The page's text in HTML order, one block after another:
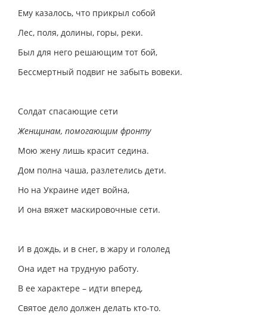
Ему казалось, что прикрыл собой
Лес, поля, долины, горы, реки.
Был для него решающим тот бой,
Бессмертный подвиг не забыть вовеки.
Солдат спасающие сети
Женщинам, помогающим фронту
Мою жену лишь красит седина.
Дом полна чаша, разлетелись дети.
Но на Украине идет война,
И она вяжет маскировочные сети.
И в дождь, и в снег, в жару и гололед
Она идет на трудную работу.
В ее характере – идти вперед,
Святое дело должен делать кто-то.